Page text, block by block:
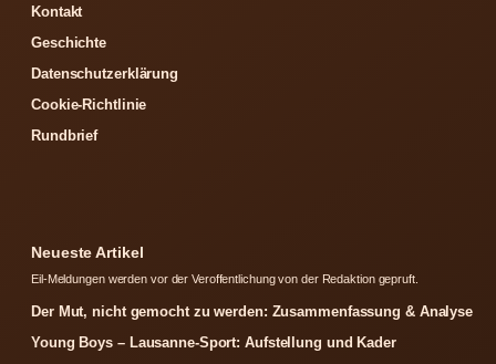
Kontakt
Geschichte
Datenschutzerklärung
Cookie-Richtlinie
Rundbrief
Neueste Artikel
Eil-Meldungen werden vor der Veroffentlichung von der Redaktion gepruft.
Der Mut, nicht gemocht zu werden: Zusammenfassung & Analyse
Young Boys – Lausanne-Sport: Aufstellung und Kader